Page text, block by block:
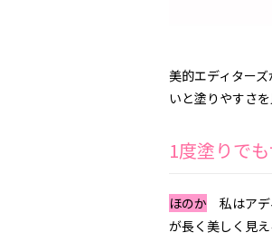
美的エディター
いと塗りやすさ
1度塗りで
ほのか 私はアデ
が長く美しく見